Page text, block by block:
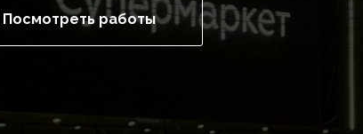
Посмотреть работы